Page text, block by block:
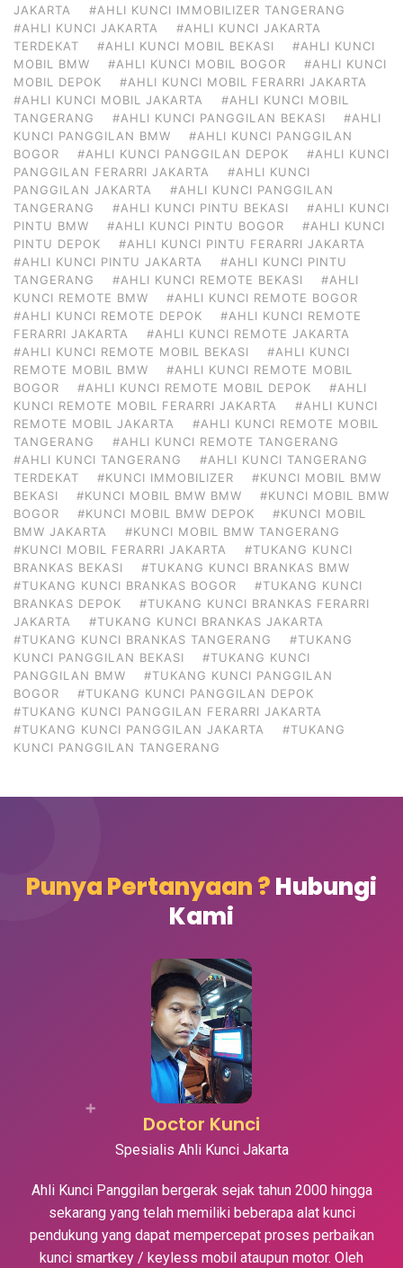
JAKARTA
#AHLI KUNCI IMMOBILIZER TANGERANG
#AHLI KUNCI JAKARTA
#AHLI KUNCI JAKARTA
TERDEKAT
#AHLI KUNCI MOBIL BEKASI
#AHLI KUNCI
MOBIL BMW
#AHLI KUNCI MOBIL BOGOR
#AHLI KUNCI
MOBIL DEPOK
#AHLI KUNCI MOBIL FERARRI JAKARTA
#AHLI KUNCI MOBIL JAKARTA
#AHLI KUNCI MOBIL
TANGERANG
#AHLI KUNCI PANGGILAN BEKASI
#AHLI
KUNCI PANGGILAN BMW
#AHLI KUNCI PANGGILAN
BOGOR
#AHLI KUNCI PANGGILAN DEPOK
#AHLI KUNCI
PANGGILAN FERARRI JAKARTA
#AHLI KUNCI
PANGGILAN JAKARTA
#AHLI KUNCI PANGGILAN
TANGERANG
#AHLI KUNCI PINTU BEKASI
#AHLI KUNCI
PINTU BMW
#AHLI KUNCI PINTU BOGOR
#AHLI KUNCI
PINTU DEPOK
#AHLI KUNCI PINTU FERARRI JAKARTA
#AHLI KUNCI PINTU JAKARTA
#AHLI KUNCI PINTU
TANGERANG
#AHLI KUNCI REMOTE BEKASI
#AHLI
KUNCI REMOTE BMW
#AHLI KUNCI REMOTE BOGOR
#AHLI KUNCI REMOTE DEPOK
#AHLI KUNCI REMOTE
FERARRI JAKARTA
#AHLI KUNCI REMOTE JAKARTA
#AHLI KUNCI REMOTE MOBIL BEKASI
#AHLI KUNCI
REMOTE MOBIL BMW
#AHLI KUNCI REMOTE MOBIL
BOGOR
#AHLI KUNCI REMOTE MOBIL DEPOK
#AHLI
KUNCI REMOTE MOBIL FERARRI JAKARTA
#AHLI KUNCI
REMOTE MOBIL JAKARTA
#AHLI KUNCI REMOTE MOBIL
TANGERANG
#AHLI KUNCI REMOTE TANGERANG
#AHLI KUNCI TANGERANG
#AHLI KUNCI TANGERANG
TERDEKAT
#KUNCI IMMOBILIZER
#KUNCI MOBIL BMW
BEKASI
#KUNCI MOBIL BMW BMW
#KUNCI MOBIL BMW
BOGOR
#KUNCI MOBIL BMW DEPOK
#KUNCI MOBIL
BMW JAKARTA
#KUNCI MOBIL BMW TANGERANG
#KUNCI MOBIL FERARRI JAKARTA
#TUKANG KUNCI
BRANKAS BEKASI
#TUKANG KUNCI BRANKAS BMW
#TUKANG KUNCI BRANKAS BOGOR
#TUKANG KUNCI
BRANKAS DEPOK
#TUKANG KUNCI BRANKAS FERARRI
JAKARTA
#TUKANG KUNCI BRANKAS JAKARTA
#TUKANG KUNCI BRANKAS TANGERANG
#TUKANG
KUNCI PANGGILAN BEKASI
#TUKANG KUNCI
PANGGILAN BMW
#TUKANG KUNCI PANGGILAN
BOGOR
#TUKANG KUNCI PANGGILAN DEPOK
#TUKANG KUNCI PANGGILAN FERARRI JAKARTA
#TUKANG KUNCI PANGGILAN JAKARTA
#TUKANG
KUNCI PANGGILAN TANGERANG
Punya Pertanyaan ?Hubungi
Kami
Doctor Kunci
Spesialis Ahli Kunci Jakarta
Ahli Kunci Panggilan bergerak sejak tahun 2000 hingga
sekarang yang telah memiliki beberapa alat kunci
pendukung yang dapat mempercepat proses perbaikan
kunci smartkey / keyless mobil ataupun motor. Oleh